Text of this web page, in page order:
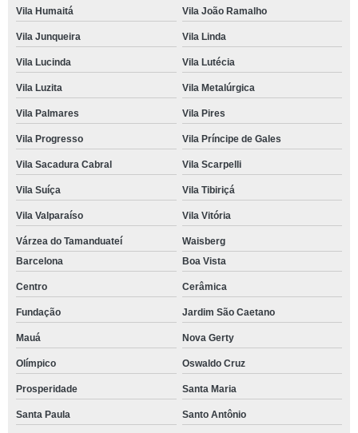
Vila Humaitá Vila João Ramalho
Vila Junqueira Vila Linda
Vila Lucinda Vila Lutécia
Vila Luzita Vila Metalúrgica
Vila Palmares Vila Pires
Vila Progresso Vila Príncipe de Gales
Vila Sacadura Cabral Vila Scarpelli
Vila Suíça Vila Tibiriçá
Vila Valparaíso Vila Vitória
Várzea do Tamanduateí
Waisberg
Barcelona
Boa Vista
Centro Cerâmica
Fundação Jardim São Caetano
Mauá Nova Gerty
Olímpico Oswaldo Cruz
Prosperidade Santa Maria
Santa Paula Santo Antônio